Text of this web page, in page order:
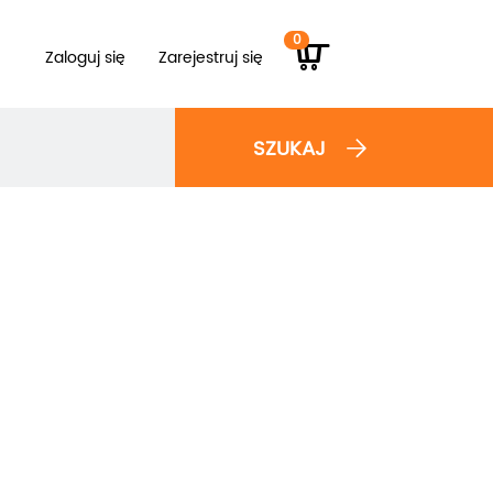
Zaloguj się Zarejestruj się
0
SZUKAJ